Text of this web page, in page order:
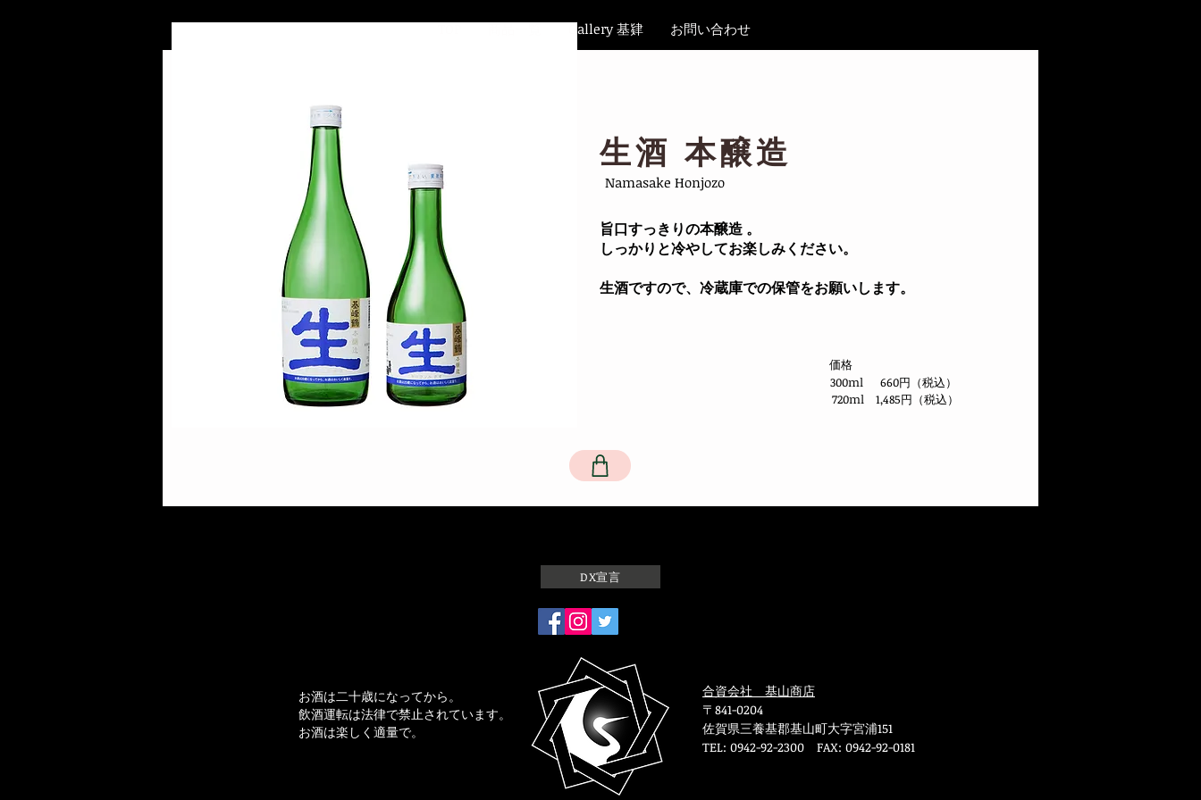
Gallery 基肄 お問い合わせ
生酒 本醸造
Namasake Honjozo
旨口すっきりの本醸造 。
しっかりと冷やしてお楽しみください。
​生酒ですので、冷蔵庫での保管をお願いします。
価格
​ 300ml 660円（税込）
720ml 1,485円（税込）
DX宣言
お酒は二十歳になってから。
飲酒運転は法律で禁止されています。
お酒は楽しく適量で。
合資会社 基山商店
〒841-0204
佐賀県三養基郡基山町大字宮浦151
TEL: 0942-92-2300 FAX: 0942-92-0181